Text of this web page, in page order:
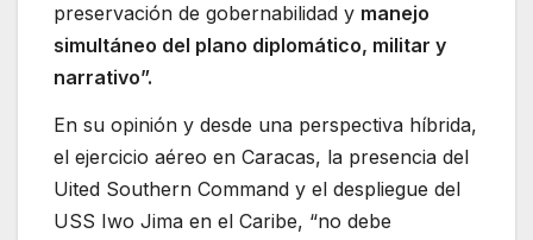
preservación de gobernabilidad y manejo
simultáneo del plano diplomático, militar y
narrativo”.
En su opinión y desde una perspectiva híbrida,
el ejercicio aéreo en Caracas, la presencia del
Uited Southern Command y el despliegue del
USS Iwo Jima en el Caribe, “no debe